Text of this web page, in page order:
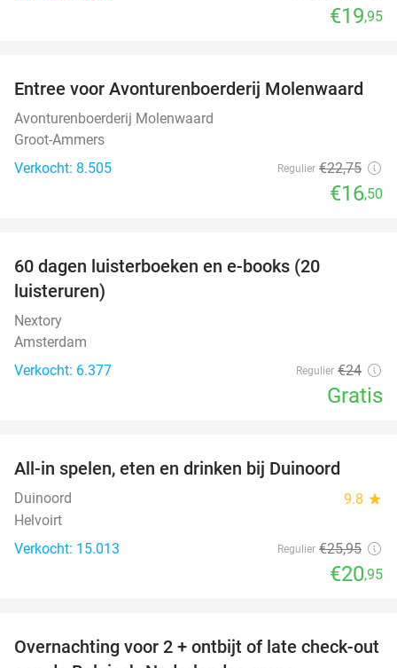
€19,95
27%
Entree voor Avonturenboerderij Molenwaard
Avonturenboerderij Molenwaard
Groot-Ammers
Verkocht: 8.505
Regulier €22,75
€16,50
60 dagen luisterboeken en e-books (20
luisteruren)
Nextory
Amsterdam
Verkocht: 6.377
Regulier €24
Gratis
All-in spelen, eten en drinken bij Duinoord
Duinoord 9.8 star
Helvoirt
Verkocht: 15.013
Regulier €25,95
€20,95
45%
Overnachting voor 2 + ontbijt of late check-out